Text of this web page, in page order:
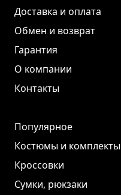
Доставка и оплата
Обмен и возврат
Гарантия
О компании
Контакты
Популярное
Костюмы и комплекты
Кроссовки
Сумки, рюкзаки